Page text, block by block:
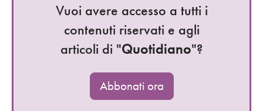
Vuoi avere accesso a tutti i
contenuti riservati e agli
articoli di "Quotidiano"?
Abbonati ora